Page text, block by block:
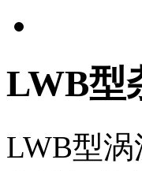
LWB型
LWB型